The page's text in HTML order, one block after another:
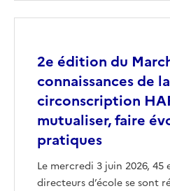
2e édition du
connaissances de la
circonscription
mutualiser, faire
pratiques
Le mercredi 3 juin 2026, 45
directeurs d’école se sont